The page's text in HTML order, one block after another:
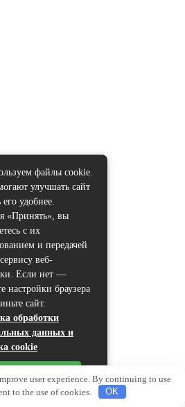
файлы cookie.
улучшать сайт
его удобнее.
«Принять», вы
с их
и передачей
веб-
Если нет —
настройки браузера
сайт.
обработки
данных и
cookie
user experience. By continuing to use
to the use of cookies.
OK